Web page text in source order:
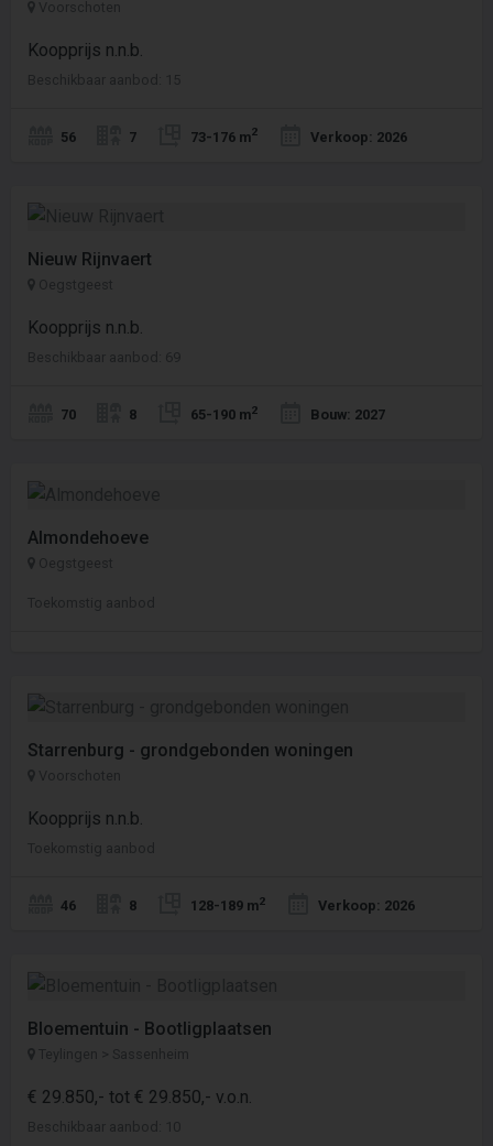
Voorschoten
Koopprijs n.n.b.
Beschikbaar aanbod: 15
56 7 73-176 m2 Verkoop: 2026
Nieuw Rijnvaert
Oegstgeest
Koopprijs n.n.b.
Beschikbaar aanbod: 69
70 8 65-190 m2 Bouw: 2027
Almondehoeve
Oegstgeest
Toekomstig aanbod
Starrenburg - grondgebonden woningen
Voorschoten
Koopprijs n.n.b.
Toekomstig aanbod
46 8 128-189 m2 Verkoop: 2026
Bloementuin - Bootligplaatsen
Teylingen > Sassenheim
€ 29.850,- tot € 29.850,- v.o.n.
Beschikbaar aanbod: 10